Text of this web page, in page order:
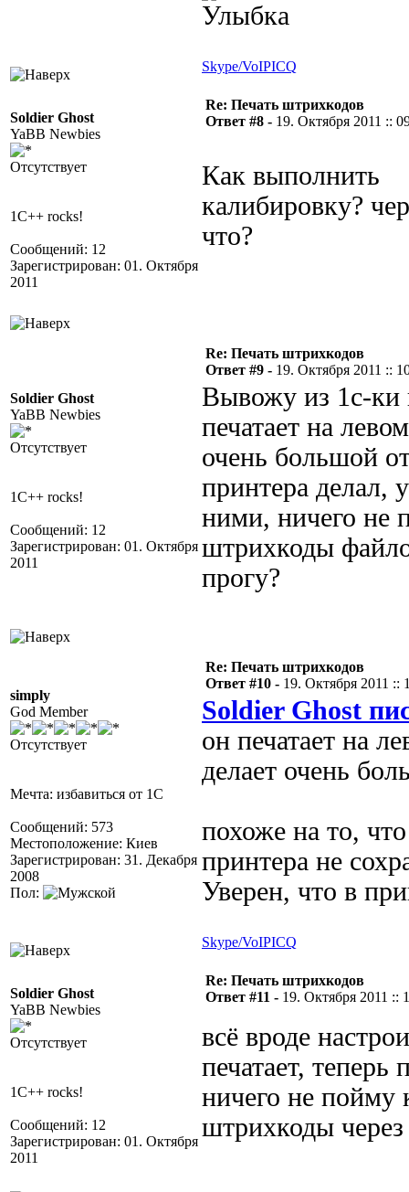
Skype/VoIPICQ
Soldier Ghost
YaBB Newbies
Отсутствует
1C++ rocks!
Сообщений: 12
Зарегистрирован: 01. Октября
2011
Re: Печать штрихкодов
Ответ #8 - 19. Октября 2011 ::
Как выполнить
калибировку?
что?
Soldier Ghost
YaBB Newbies
Отсутствует
1C++ rocks!
Сообщений: 12
Зарегистрирован: 01. Октября
2011
Re: Печать штрихкодов
Ответ #9 - 19. Октября 2011 ::
Вывожу из 1с-ки
печатает на
очень большой
принтера делал,
ними, ничего не
штрихкоды
прогу?
simply
God Member
Отсутствует
Мечта: избавиться от 1С
Сообщений: 573
Местоположение: Киев
Зарегистрирован: 31. Декабря
2008
Пол:
Re: Печать штрихкодов
Ответ #10 - 19. Октября 2011 ::
Soldier Ghost
он печатает на
делает очень
похоже на то,
принтера не
Уверен, что в
Skype/VoIPICQ
Soldier Ghost
YaBB Newbies
Отсутствует
1C++ rocks!
Сообщений: 12
Зарегистрирован: 01. Октября
2011
Re: Печать штрихкодов
Ответ #11 - 19. Октября 2011 ::
всё вроде
печатает,
ничего не пойму
штрихкоды через